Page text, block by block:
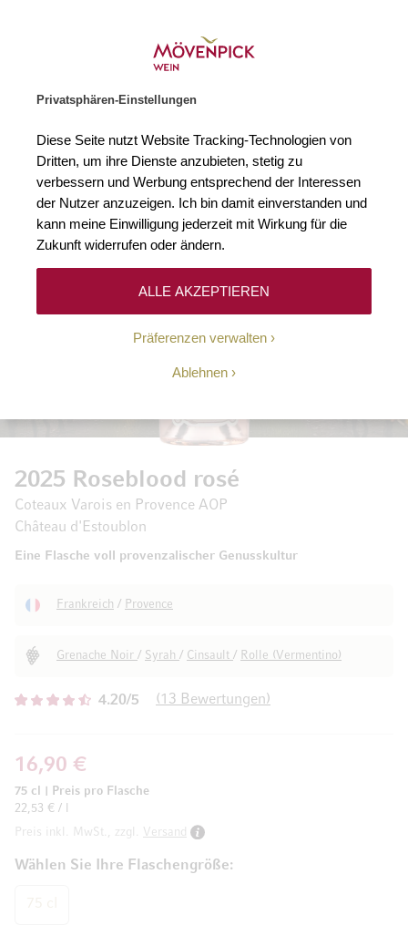
Privatsphären-Einstellungen
Diese Seite nutzt Website Tracking-Technologien von
Dritten, um ihre Dienste anzubieten, stetig zu
verbessern und Werbung entsprechend der Interessen
der Nutzer anzuzeigen. Ich bin damit einverstanden und
kann meine Einwilligung jederzeit mit Wirkung für die
Zukunft widerrufen oder ändern.
Präferenzen verwalten
Ablehnen
ALLE AKZEPTIEREN
4.20/5 13 Bewertungen
Bis zu
10 %
2025 Roseblood rosé
Coteaux Varois en Provence AOP
Château d'Estoublon
Eine Flasche voll provenzalischer Genusskultur
Frankreich / Provence
Grenache Noir / Syrah / Cinsault / Rolle (Vermentino)
Wählen Sie Ihre Flaschengröße
16,90 €
75 cl
Preis pro Flasche
22,53 € / l
Preis inkl. MwSt., zzgl.
Versand
Zum Ende der Bildgalerie springen
Zum Anfang der